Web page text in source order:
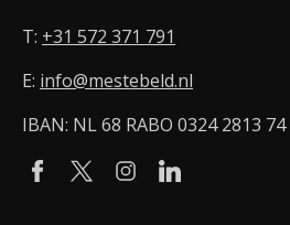
T: +31 572 371 791
E: info@mestebeld.nl
IBAN: NL 68 RABO 0324 2813 74